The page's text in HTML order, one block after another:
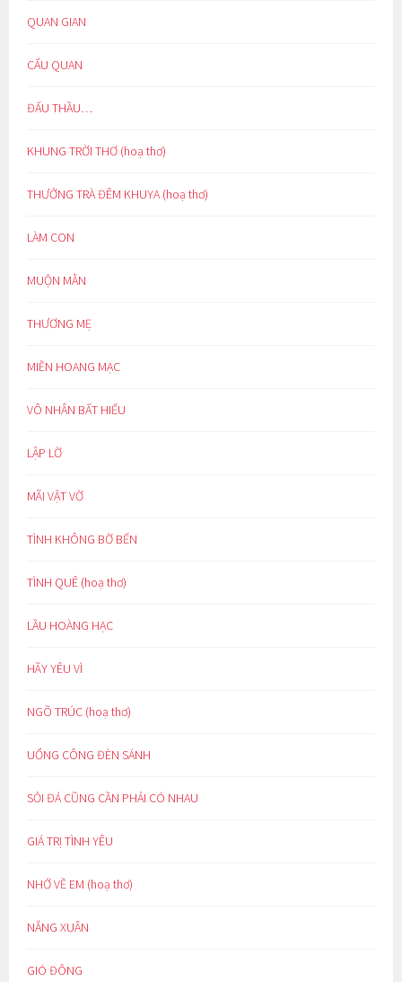
QUAN GIAN
CẨU QUAN
ĐẤU THẦU…
KHUNG TRỜI THƠ (hoạ thơ)
THƯỞNG TRÀ ĐÊM KHUYA (hoạ thơ)
LÀM CON
MUỘN MẰN
THƯƠNG MẸ
MIỀN HOANG MẠC
VÔ NHÂN BẤT HIẾU
LẬP LỜ
MÃI VẬT VỜ
TÌNH KHÔNG BỜ BẾN
TÌNH QUÊ (hoạ thơ)
LẦU HOÀNG HẠC
HÃY YÊU VÌ
NGÕ TRÚC (hoạ thơ)
UỔNG CÔNG ĐÈN SÁNH
SỎI ĐÁ CŨNG CẦN PHẢI CÓ NHAU
GIÁ TRỊ TÌNH YÊU
NHỚ VỀ EM (hoạ thơ)
NẮNG XUÂN
GIÓ ĐÔNG